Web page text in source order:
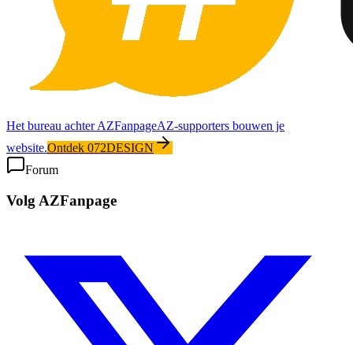
Het bureau achter AZFanpageAZ-supporters bouwen je
website.Ontdek 072DESIGN
Forum
Volg AZFanpage